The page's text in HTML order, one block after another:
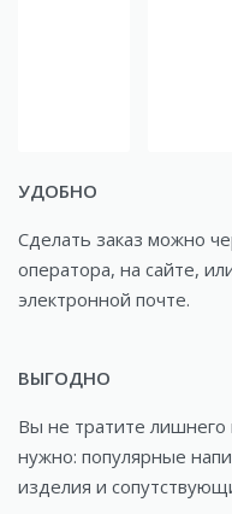
УДОБНО
Сделать заказ можно
оператора, на сайте,
электронной почте.
ВЫГОДНО
Вы не тратите лишнего
нужно: популярные
изделия и